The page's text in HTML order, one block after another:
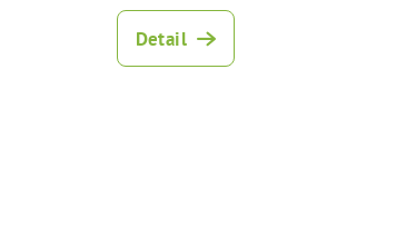
Detail